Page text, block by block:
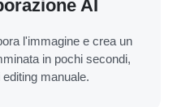
AI
l'immagine e crea un
in pochi secondi,
manuale.